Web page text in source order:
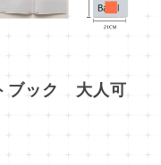
ブック 大人可